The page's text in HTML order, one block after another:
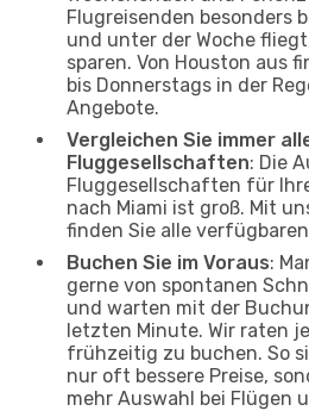
Flugreisenden besonders
und unter der Woche
sparen. Von Houston aus
bis Donnerstags in der
Angebote.
Vergleichen Sie immer
Fluggesellschaften: Die
Fluggesellschaften für
nach Miami ist groß. Mit
finden Sie alle
Buchen Sie im Voraus:
gerne von spontanen
und warten mit der
letzten Minute. Wir raten
frühzeitig zu buchen. So
nur oft bessere Preise,
mehr Auswahl bei Flügen